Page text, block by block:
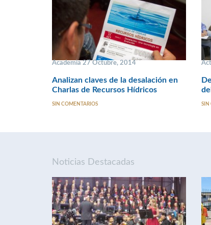
Academia 27 Octubre, 2014
Analizan claves de la desalación en
Charlas de Recursos Hídricos
SIN COMENTARIOS SIN
Noticias Destacadas